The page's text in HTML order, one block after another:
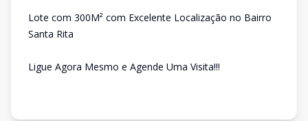
Lote com 300M² com Excelente Localização no Bairro
Santa Rita
Ligue Agora Mesmo e Agende Uma Visita!!!